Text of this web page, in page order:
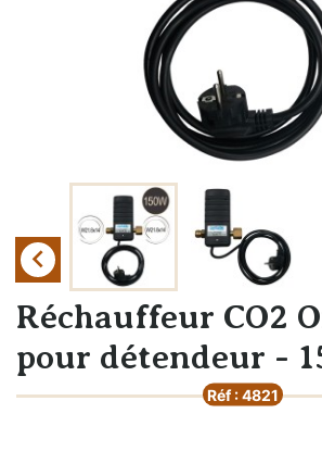

Réchauffeur CO2
pour détendeur -
Réf : 4821